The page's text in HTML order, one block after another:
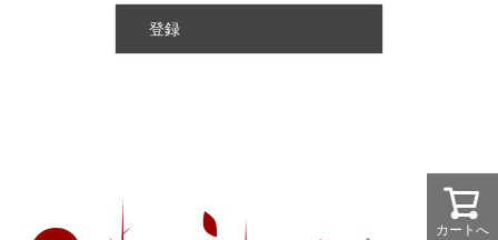
登録
カートへ